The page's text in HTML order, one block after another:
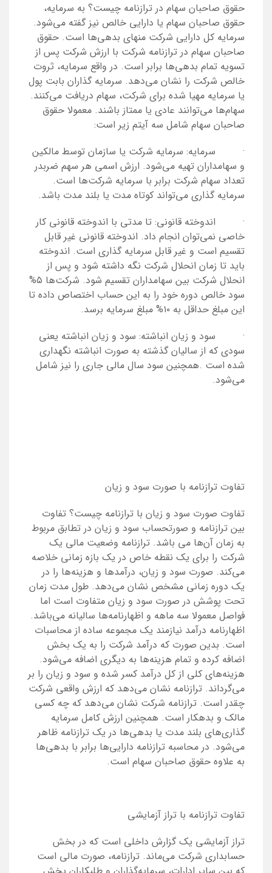
حقوق صاحبان سهام در ترازنامه چیست؟ به سرمایه،
حقوق صاحبان سهام یا دارایی خالص نیز گفته می‌شود.
سرمایه کل دارایی شرکت منهای بدهی‌ها است. حقوق
صاحبان سهام در ترازنامه شرکت با ارزش شرکت پس از
تسویه تمام بدهی‌ها برابر است. در واقع سرمایه، ثروت
خالص شرکت را نشان می‌دهد. سرمایه گذاران بابت پول
یا سرمایه مهیا شده برای شرکت، سهام دریافت می‌کنند.
سهام‌ها می‌توانند عادی یا ممتاز باشند. معمولا حقوق
صاحبان سهام شامل سه آیتم زیر است:
· سرمایه: سرمایه شرکت یا سازمان توسط مالکین
و سهامداران تهیه می‌شود. ارزش اسمی هر سهم ضربدر
تعداد سهام شرکت برابر با سرمایه شرکت‌ها است.
سرمایه گذاری می‌تواند کوتاه مدت یا بلند مدت باشد.
· اندوخته قانونی: تا مدتی با اندوخته قانونی کار
خاصی نمی‌توان انجام داد. اندوخته قانونی غیر قابل
تقسیم است و غیر قابل سرمایه گذاری است. اندوخته
باید تا زمان انحلال شرکت نگه داشته شود و پس از
انحلال شرکت بین سهامداران تقسیم شود. شرکت‌ها ۵%
سود خالص دوره خود را به این حساب اختصاص داده تا
این مبلغ حداقل به ۱۰% مبلغ سرمایه برسد.
· سود و زیان انباشته: سود و زیان انباشته یعنی
سودی که از سالیان گذشته به صورت انباشته نگهداری
شده است .همچنین سود سال مالی جاری را نیز شامل
می‌شود.
تفاوت ترازنامه با صورت سود و زیان
تفاوت صورت سود و زیان با ترازنامه چیست؟ تفاوت
بین ترازنامه و صورتحساب سود و زیان در تطابق مربوط
به زمان آن‌ها می باشد. ترازنامه وضعیت مالی یک
شرکت را برای یک نقطه خاص در یک بازه زمانی خلاصه
می‌کند. صورت سود و زیان، درآمدها و هزینه‌ها را در
یک دوره زمانی مشخص نشان می‌دهد. طول مدت زمان
تحت پوشش در صورت سود و زیان متفاوت است اما
فواصل معمولا سه ماهه و اظهارنامه‌ها سالیانه می‌باشد.
اظهارنامه درآمد نیازمند یک مجموعه ساده از محاسبات
است. بدین صورت که درآمد شرکت را به یک بخش
اضافه کرده و تمام هزینه‌ها به دیگری اضافه می‌شود.
هزینه‌های کلی از کل درآمد کسر شده و سود و زیان را بر
می‌گرداند. ترازنامه نشان می‌دهد که ارزش واقعی شرکت
چقدر است. ترازنامه شرکت نشان می‌دهد که چه کسی
مالک و بدهکار است. همچنین ارزش کامل سرمایه
گذاری‌های بلند مدت یا بدهی‌ها در یک ترازنامه ظاهر
می‌شود. در محاسبه ترازنامه دارایی‌ها برابر با بدهی‌ها
به علاوه حقوق صاحبان سهام است.
تفاوت ترازنامه با تراز آزمایشی
تراز آزمایشی یک گزارش داخلی است که در بخش
حسابداری شرکت می‌ماند. ترازنامه، صورت مالی است